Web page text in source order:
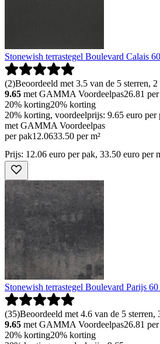
Stonewish terrastegel Boulevard Calais
(2)Beoordeeld met 3.5 van de 5 sterren,
9.65 met GAMMA Voordeelpas26.81 per
20% korting20% korting
20% korting, voordeelprijs: 9.65 euro per
met GAMMA Voordeelpas
per pak12.0633.50 per m²
Prijs: 12.06 euro per pak, 33.50 euro per
Stonewish terrastegel Boulevard Parijs
(35)Beoordeeld met 4.6 van de 5 sterren,
9.65 met GAMMA Voordeelpas26.81 per
20% korting20% korting